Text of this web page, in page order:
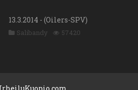
13.3.2014 - (Oilers-SPV)
Salibandy 57420